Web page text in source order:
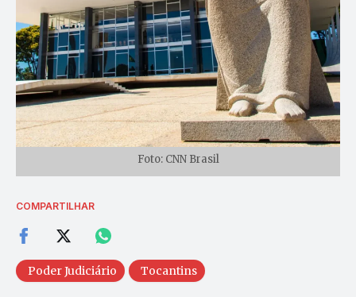
Foto: CNN Brasil
COMPARTILHAR
Poder Judiciário Tocantins